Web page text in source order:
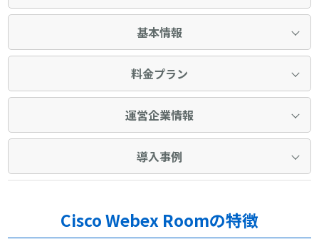
基本情報
料金プラン
運営企業情報
導入事例
Cisco Webex Roomの特徴